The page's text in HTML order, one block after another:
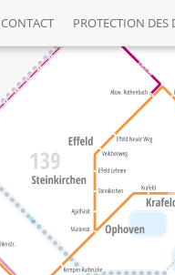
CONTACT PROTECTION DES